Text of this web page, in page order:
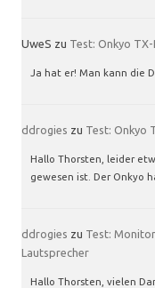
UweS zu Test: Onkyo
Ja hat er! Man kann die
ddrogies zu Test: Onkyo
Hallo Thorsten, leider
gewesen ist. Der Onkyo
ddrogies zu Test:
Lautsprecher
Hallo Thorsten, vielen